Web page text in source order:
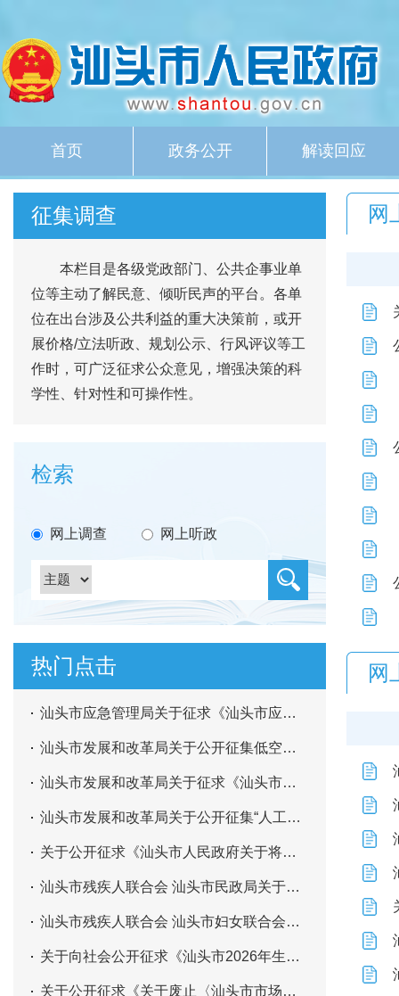
首页 政务公开 解读回应
征集调查
本栏目是各级党政部门、公共企事业单
位等主动了解民意、倾听民声的平台。各单
位在出台涉及公共利益的重大决策前，或开
展价格/立法听政、规划公示、行风评议等工
作时，可广泛征求公众意见，增强决策的科
学性、针对性和可操作性。
检索
网上调查 网上听政
热门点击
汕头市应急管理局关于征求《汕头市应急管理“十五五”规划（征求意见稿）》意见的公告
汕头市发展和改革局关于公开征集低空经济应用场景典型案例及能力清单的通知
汕头市发展和改革局关于征求《汕头市中心城区非居民管道燃气价格联动机制（第二次征求意见稿）》意见的公告
汕头市发展和改革局关于公开征集“人工智能+”应用场景典型案例、能力清单及需求清单的通知
关于公开征求《汕头市人民政府关于将一批市级行政职权调整由汕头高新技术产业开发区、汕头综合保税区、汕头华侨经济文化合作试验区管理委员会及濠江区人民政府实施的决定（征求意见稿）》意见的公告
汕头市残疾人联合会 汕头市民政局关于一户三残（及以上）家庭生活救助的实施办法（征求意见稿）征求意见
汕头市残疾人联合会 汕头市妇女联合会关于“守护天使”——关爱单亲（失亲）残障少年儿童的实施办法（征求意见稿）征求意见
关于向社会公开征求《汕头市2026年生态环境监督执法正面清单企业名单（征求意见稿）》意见的公告
关于公开征求《关于废止〈汕头市市场监督管理局（知识产权局）商标品牌奖励实施办法〉的决定（征求意见稿）》意见的公告
网
网